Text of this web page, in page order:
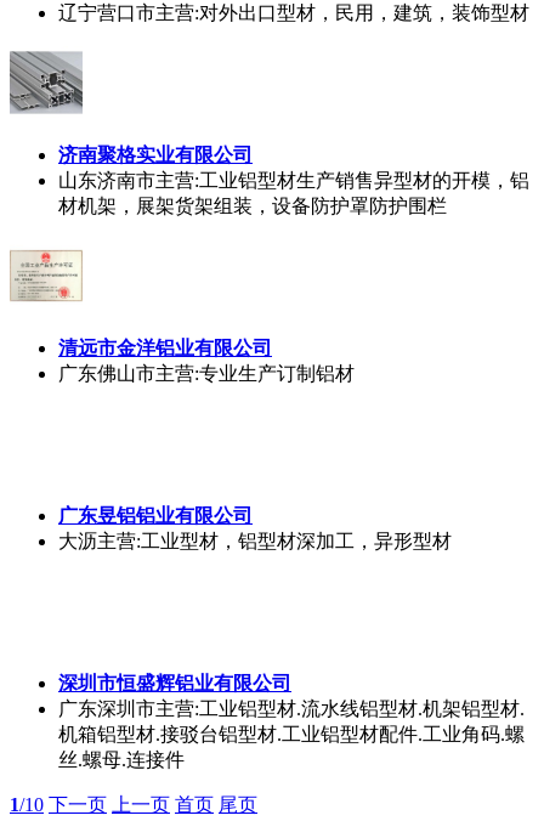
辽宁营口市主营:对外出口型材，民用，建筑，装饰型材
济南聚格实业有限公司
山东济南市主营:工业铝型材生产销售异型材的开模，铝
材机架，展架货架组装，设备防护罩防护围栏
清远市金洋铝业有限公司
广东佛山市主营:专业生产订制铝材
广东昱铝铝业有限公司
大沥主营:工业型材，铝型材深加工，异形型材
深圳市恒盛辉铝业有限公司
广东深圳市主营:工业铝型材.流水线铝型材.机架铝型材.
机箱铝型材.接驳台铝型材.工业铝型材配件.工业角码.螺
丝.螺母.连接件
1/10 下一页 上一页 首页 尾页